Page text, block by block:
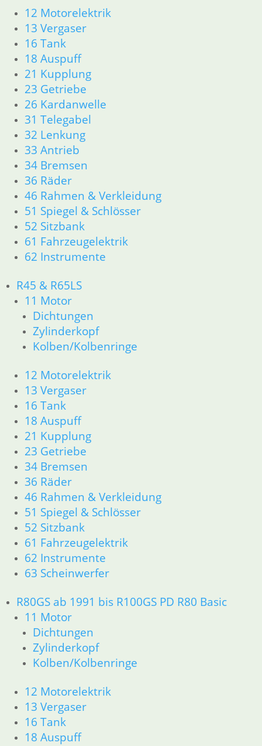
12 Motorelektrik
13 Vergaser
16 Tank
18 Auspuff
21 Kupplung
23 Getriebe
26 Kardanwelle
31 Telegabel
32 Lenkung
33 Antrieb
34 Bremsen
36 Räder
46 Rahmen & Verkleidung
51 Spiegel & Schlösser
52 Sitzbank
61 Fahrzeugelektrik
62 Instrumente
R45 & R65LS
11 Motor
Dichtungen
Zylinderkopf
Kolben/Kolbenringe
12 Motorelektrik
13 Vergaser
16 Tank
18 Auspuff
21 Kupplung
23 Getriebe
34 Bremsen
36 Räder
46 Rahmen & Verkleidung
51 Spiegel & Schlösser
52 Sitzbank
61 Fahrzeugelektrik
62 Instrumente
63 Scheinwerfer
R80GS ab 1991 bis R100GS PD R80 Basic
11 Motor
Dichtungen
Zylinderkopf
Kolben/Kolbenringe
12 Motorelektrik
13 Vergaser
16 Tank
18 Auspuff
13 Vergaser
16 Tank
18 Auspuff
21 Kupplung
23 Getriebe
26 Kardanwelle
31 Telegabel
32 Lenkung
33 Antrieb
34 Bremsen
36 Räder
46 Rahmen & Verkleidung
51 Spiegel & Schlösser
52 Sitzbank
61 Fahrzeugelektrik
62 Instrumente
R45 & R65LS
11 Motor
Dichtungen
Kolben/Kolbenringe
12 Motorelektrik
13 Vergaser
16 Tank
18 Auspuff
21 Kupplung
34 Bremsen
36 Räder
46 Rahmen & Verkleidung
51 Spiegel & Schlösser
52 Sitzbank
61 Fahrzeugelektrik
62 Instrumente
63 Scheinwerfer
R80GS ab 1991 bis R100GS PD R80 Basic
11 Motor
Dichtungen
Zylinderkopf
Kolben/Kolbenringe
12 Motorelektrik
13 Vergaser
18 Auspuff
21 Kupplung
23 Getriebe
31 Telegabel
26 Kardanwelle
32 Lenkung
36 Räder
34 Bremsen
46 Rahmen & Verkleidung
51 Spiegel & Schlösser __PDR80Basic